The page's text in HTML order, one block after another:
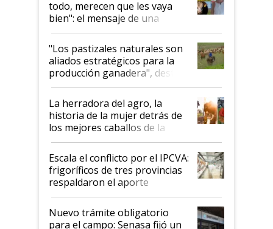
todo, merecen que les vaya
bien": el mensaje de una
ganadera uruguaya sobre las
oportunidades que se abren
para el agro en Argentina, con
foco en la carne
"Los pastizales naturales son
aliados estratégicos para la
producción ganadera", destaca
la iniciativa que ya reúne a 46
establecimientos en Argentina
La herradora del agro, la
historia de la mujer detrás de
los mejores caballos de la
Argentina y los mitos que
todavía hacen sufrir a estos
animales: "Mientras me
descalificaban, yo seguí
haciendo currículum"
Escala el conflicto por el IPCVA:
frigoríficos de tres provincias
respaldaron el aporte
obligatorio
Nuevo trámite obligatorio
para el campo: Senasa fijó un